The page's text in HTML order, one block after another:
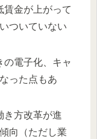
金が上がって
ついていない
電子化、キャ
った点もあ
方改革が進
向（ただし業